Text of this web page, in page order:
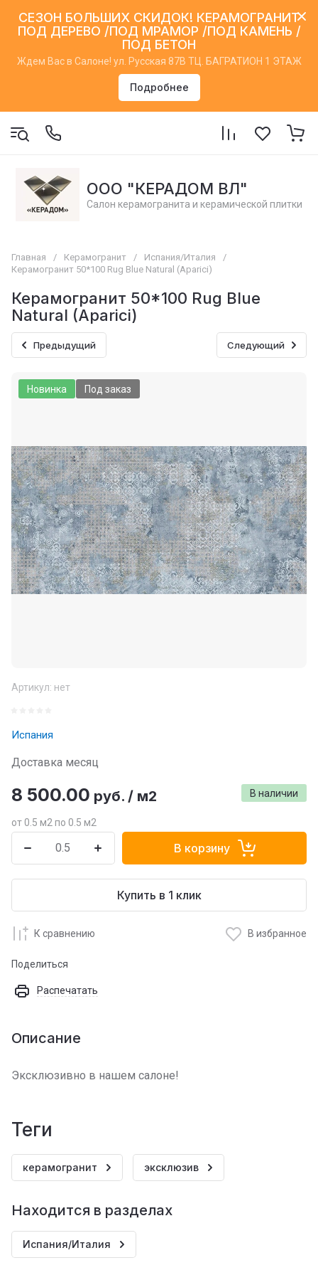
СЕЗОН БОЛЬШИХ СКИДОК! КЕРАМОГРАНИТ
ПОД ДЕРЕВО /ПОД МРАМОР /ПОД КАМЕНЬ /
ПОД БЕТОН
Ждем Вас в Салоне! ул. Русская 87В ТЦ. БАГРАТИОН 1 ЭТАЖ
Подробнее
ООО "КЕРАДОМ ВЛ"
Салон керамогранита и керамической плитки
Главная / Керамогранит / Испания/Италия
/
Керамогранит 50*100 Rug Blue Natural (Aparici)
Керамогранит 50*100 Rug Blue
Natural (Aparici)
Предыдущий Следующий
Новинка Под заказ
Артикул: нет
Испания
Доставка месяц
В наличии
8 500.00 руб. / м2
от 0.5 м2 по 0.5 м2
В корзину
Купить в 1 клик
К сравнению В избранное
Поделиться
Распечатать
Описание
Эксклюзивно в нашем салоне!
теги
керамогранит эксклюзив
Находится в разделах
Испания/Италия